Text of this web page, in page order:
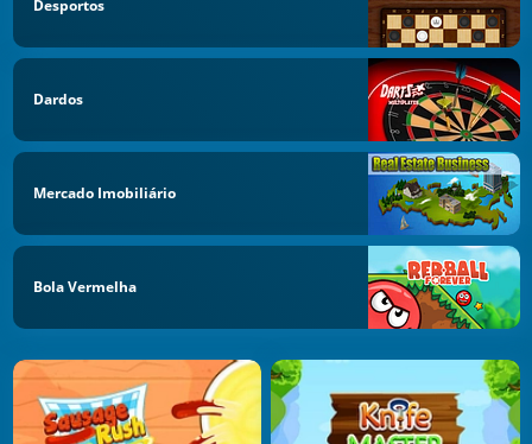
Desportos
Dardos
Mercado Imobiliário
Bola Vermelha